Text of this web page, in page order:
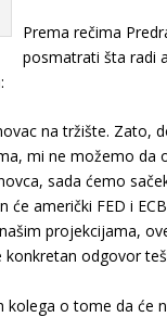
Prema rečima
posmatrati šta radi
na tržište. Zato,
mi ne možemo da
sada ćemo
američki FED i
projekcijama,
odgovor
kolega o tome da će